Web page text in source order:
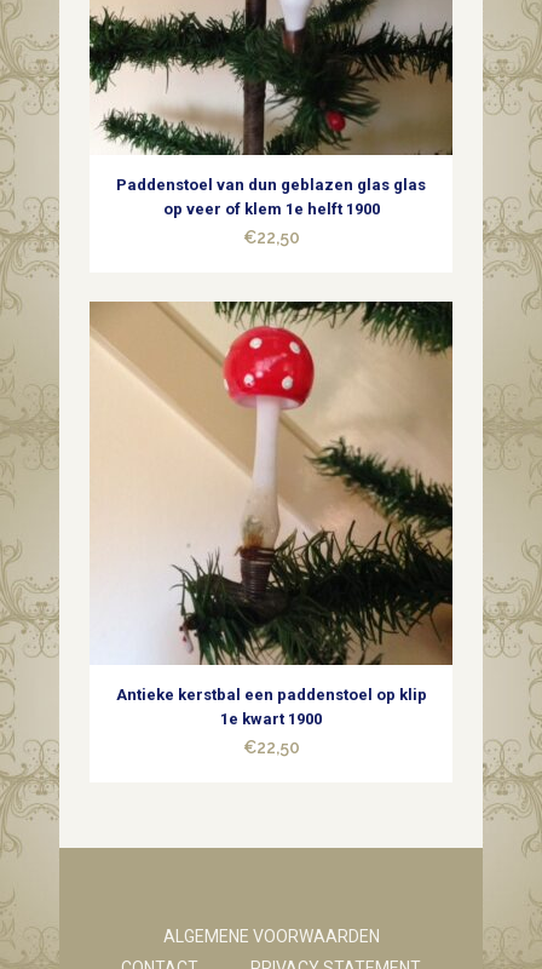
Paddenstoel van dun geblazen glas glas
op veer of klem 1e helft 1900
€22,50
Antieke kerstbal een paddenstoel op klip
1e kwart 1900
€22,50
ALGEMENE VOORWAARDEN